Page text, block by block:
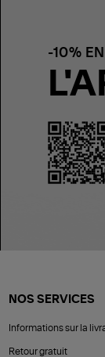
-10%
NOS SERVICES
Informations sur la
Retour gratuit